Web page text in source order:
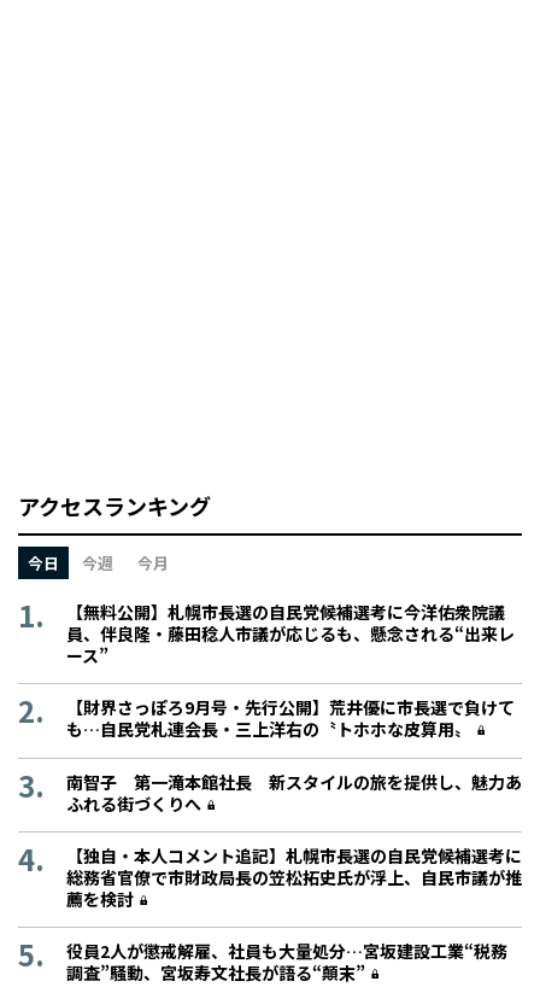
アクセスランキング
今日 今週 今月
【無料公開】札幌市長選の自民党候補選考に今洋佑衆院議
員、伴良隆・藤田稔人市議が応じるも、懸念される“出来レ
ース”
【財界さっぽろ9月号・先行公開】荒井優に市長選で負けて
も…自民党札連会長・三上洋右の〝トホホな皮算用〟
南智子 第一滝本館社長 新スタイルの旅を提供し、魅力あ
ふれる街づくりへ
【独自・本人コメント追記】札幌市長選の自民党候補選考に
総務省官僚で市財政局長の笠松拓史氏が浮上、自民市議が推
薦を検討
役員2人が懲戒解雇、社員も大量処分…宮坂建設工業“税務
調査”騒動、宮坂寿文社長が語る“顛末”